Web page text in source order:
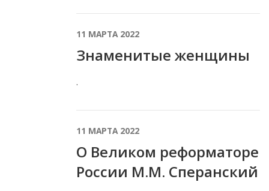
11 МАРТА 2022
Знаменитые женщины
.
11 МАРТА 2022
О Великом реформаторе
России М.М. Сперанский